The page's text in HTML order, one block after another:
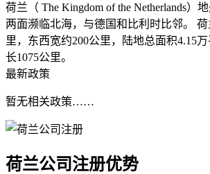
荷兰（ The Kingdom of the Netherlands）
两面濒临北海，与德国和比利时比邻。
里，东西宽约200公里，陆地总面积4.15
长1075公里。
最新政策
暂无相关政策……
荷兰公司注册优势